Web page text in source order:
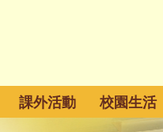
課外活動 校園生活